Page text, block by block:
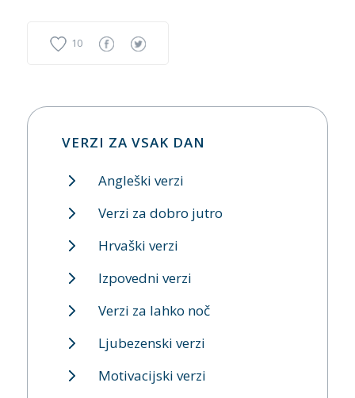
10
VERZI ZA VSAK DAN
Angleški verzi
Verzi za dobro jutro
Hrvaški verzi
Izpovedni verzi
Verzi za lahko noč
Ljubezenski verzi
Motivacijski verzi